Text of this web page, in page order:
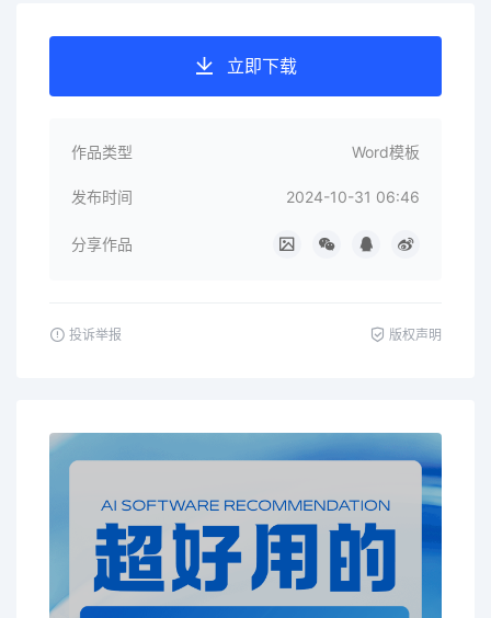
立即下载
作品类型 Word模板
发布时间 2024-10-31 06:46
分享作品
投诉举报 版权声明